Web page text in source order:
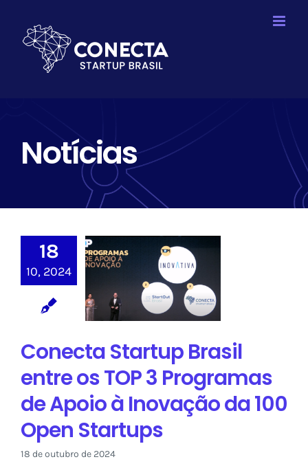
conteúdo
Notícias
18
10, 2024
Conecta Startup
Brasil entre os
TOP 3
Programas de
Apoio à
Inovação da 100
Open Startups
Sem categoria
Conecta Startup Brasil
entre os TOP 3 Programas
de Apoio à Inovação da 100
Open Startups
18 de outubro de 2024